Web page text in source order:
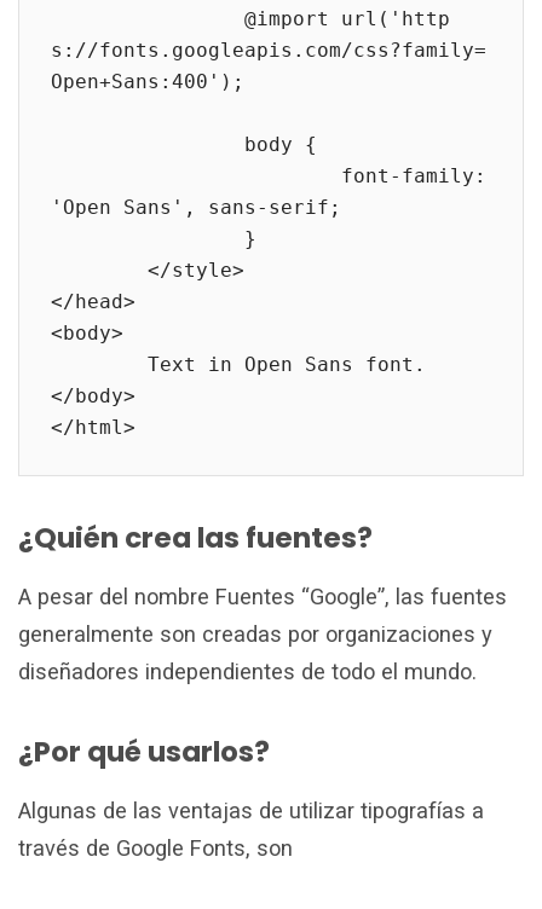
		@import url('http
s://fonts.googleapis.com/css?family=
Open+Sans:400');
'Open Sans', sans-serif;
	</style>
</head>
<body>
	Text in Open Sans font.
</body>
</html>
¿Quién crea las fuentes?
A pesar del nombre Fuentes “Google”, las fuentes
generalmente son creadas por organizaciones y
diseñadores independientes de todo el mundo.
¿Por qué usarlos?
Algunas de las ventajas de utilizar tipografías a
través de Google Fonts, son